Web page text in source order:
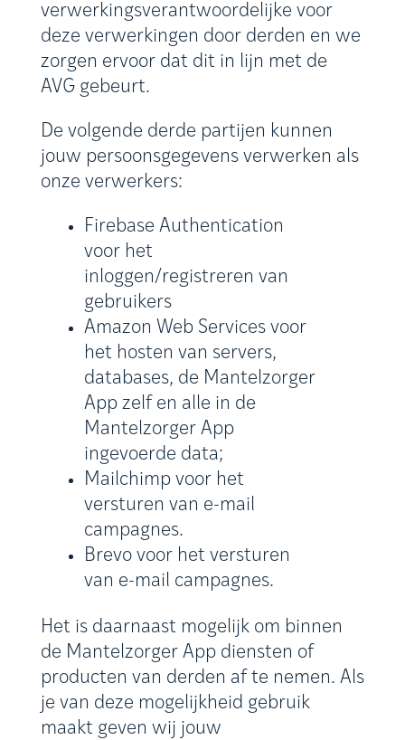
verwerkingsverantwoordelijke voor
deze verwerkingen door derden en we
zorgen ervoor dat dit in lijn met de
AVG gebeurt.
De volgende derde partijen kunnen
jouw persoonsgegevens verwerken als
onze verwerkers:
Firebase Authentication
voor het
inloggen/registreren van
gebruikers
Amazon Web Services voor
het hosten van servers,
databases, de Mantelzorger
App zelf en alle in de
Mantelzorger App
ingevoerde data;
Mailchimp voor het
versturen van e-mail
campagnes.
Brevo voor het versturen
van e-mail campagnes.
Het is daarnaast mogelijk om binnen
de Mantelzorger App diensten of
producten van derden af te nemen. Als
je van deze mogelijkheid gebruik
maakt geven wij jouw